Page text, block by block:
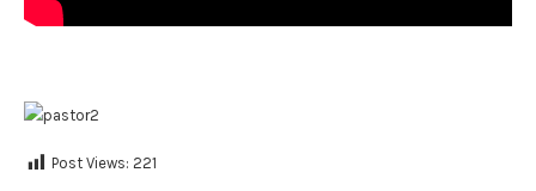
Post Views: 221